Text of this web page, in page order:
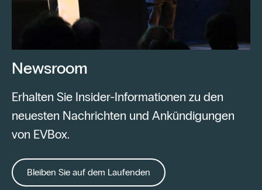
Newsroom
Erhalten Sie Insider-Informationen zu den
neuesten Nachrichten und Ankündigungen
von EVBox.
Bleiben Sie auf dem Laufenden